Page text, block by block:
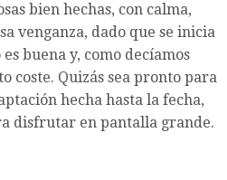
bien hechas, con calma,
venganza, dado que se inicia
buena y, como decíamos
coste. Quizás sea pronto para
hecha hasta la fecha,
disfrutar en pantalla grande.